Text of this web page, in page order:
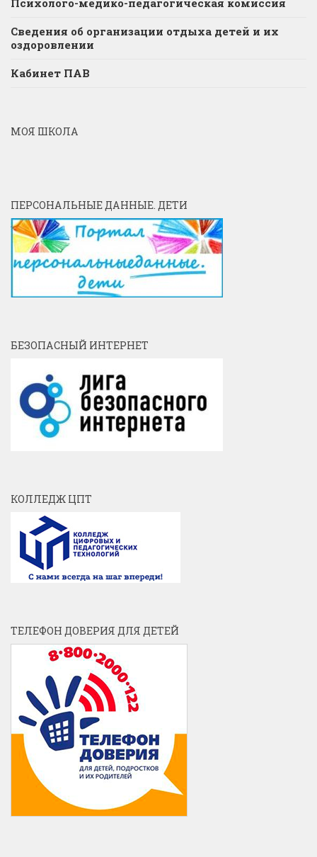
Психолого-медико-педагогическая комиссия
Сведения об организации отдыха детей и их
оздоровлении
Кабинет ПАВ
МОЯ ШКОЛА
ПЕРСОНАЛЬНЫЕ ДАННЫЕ. ДЕТИ
БЕЗОПАСНЫЙ ИНТЕРНЕТ
КОЛЛЕДЖ ЦПТ
ТЕЛЕФОН ДОВЕРИЯ ДЛЯ ДЕТЕЙ